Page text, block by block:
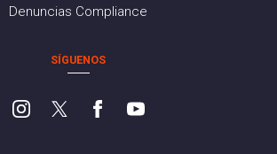
Denuncias Compliance
SÍGUENOS